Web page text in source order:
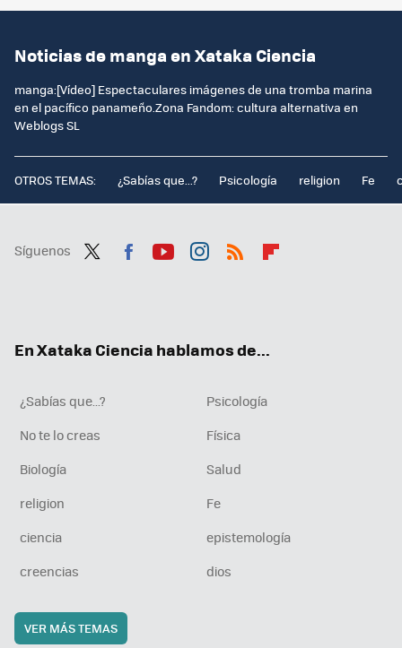
Noticias de manga en Xataka Ciencia
manga:[Vídeo] Espectaculares imágenes de una tromba marina
en el pacífico panameño.Zona Fandom: cultura alternativa en
Weblogs SL
OTROS TEMAS: ¿Sabías que...? Psicología religion Fe
Síguenos
En Xataka Ciencia hablamos de...
¿Sabías que...?
Psicología
No te lo creas
Física
Biología
Salud
religion
Fe
ciencia
epistemología
creencias
dios
VER MÁS TEMAS